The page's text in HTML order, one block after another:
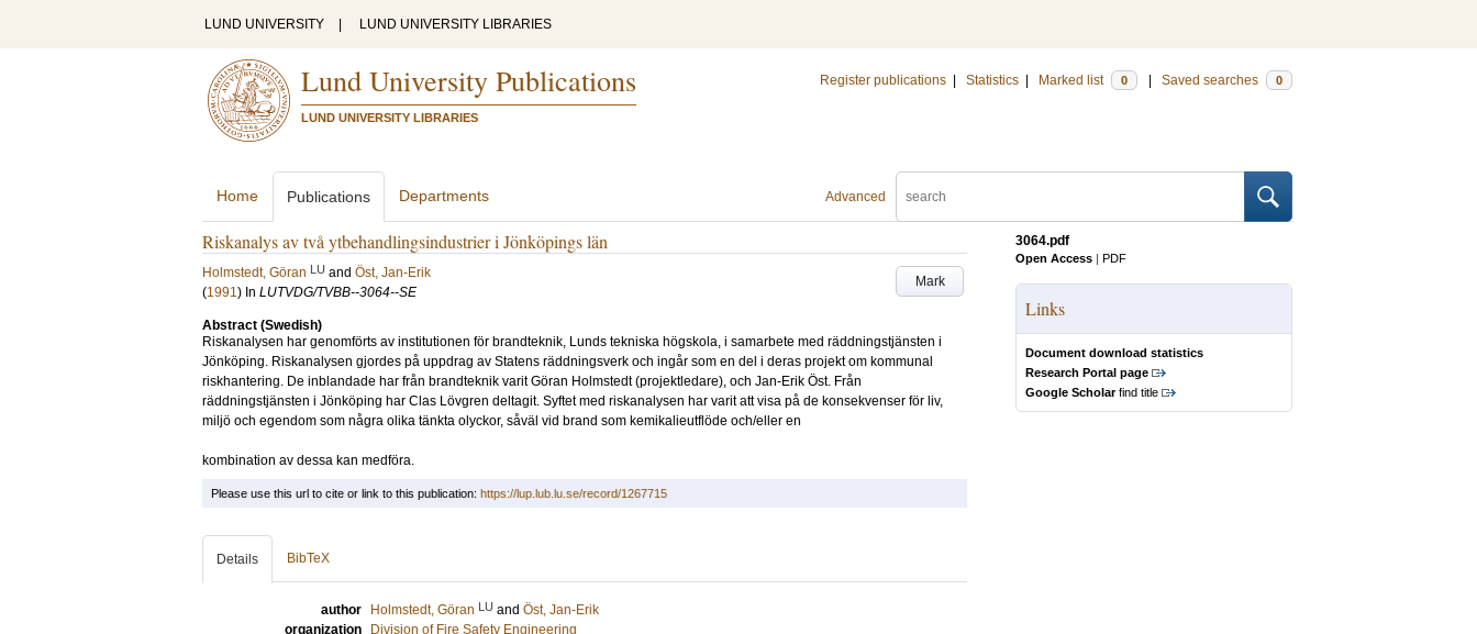
LUND UNIVERSITY LUND UNIVERSITY LIBRARIES
Lund University Publications
LUND UNIVERSITY LIBRARIES
Register publications Statistics Marked list 0 Saved searches 0
Advanced
Home Publications Departments
Riskanalys av två ytbehandlingsindustrier i Jönköpings län
Mark
Holmstedt, Göran LU and Öst, Jan-Erik
(1991) In LUTVDG/TVBB--3064--SE
Abstract (Swedish)
Riskanalysen har genomförts av institutionen för brandteknik, Lunds tekniska högskola, i samarbete med räddningstjänsten i
Jönköping. Riskanalysen gjordes på uppdrag av Statens räddningsverk och ingår som en del i deras projekt om kommunal
riskhantering. De inblandade har från brandteknik varit Göran Holmstedt (projektledare), och Jan-Erik Öst. Från
räddningstjänsten i Jönköping har Clas Lövgren deltagit. Syftet med riskanalysen har varit att visa på de konsekvenser för liv,
miljö och egendom som några olika tänkta olyckor, såväl vid brand som kemikalieutflöde och/eller en
kombination av dessa kan medföra.
3064.pdf
Open Access | PDF
Links
Document download statistics
Research Portal page
Google Scholarfind title
Please use this url to cite or link to this publication: https://lup.lub.lu.se/record/1267715
Details BibTeX
author Holmstedt, Göran LU and Öst, Jan-Erik
organization
Division of Fire Safety Engineering